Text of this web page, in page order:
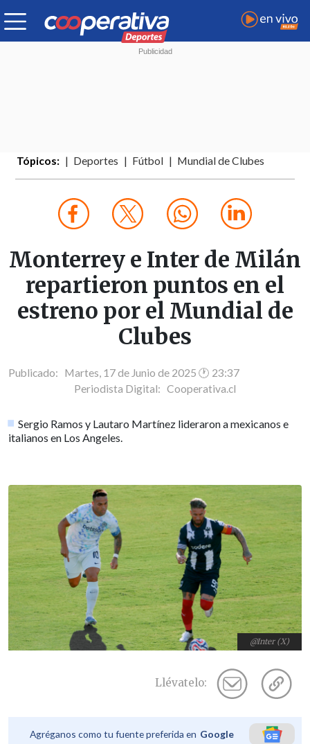
Tópicos: Deportes Fútbol Mundial de Clubes
Monterrey e Inter de Milán
repartieron puntos en el
estreno por el Mundial de
Clubes
Publicado: Martes, 17 de Junio de 2025 🕐 23:37
Periodista Digital: Cooperativa.cl
Sergio Ramos y Lautaro Martínez lideraron a mexicanos e
italianos en Los Angeles.
@Inter (X)
Llévatelo:
Agréganos como tu fuente preferida en Google